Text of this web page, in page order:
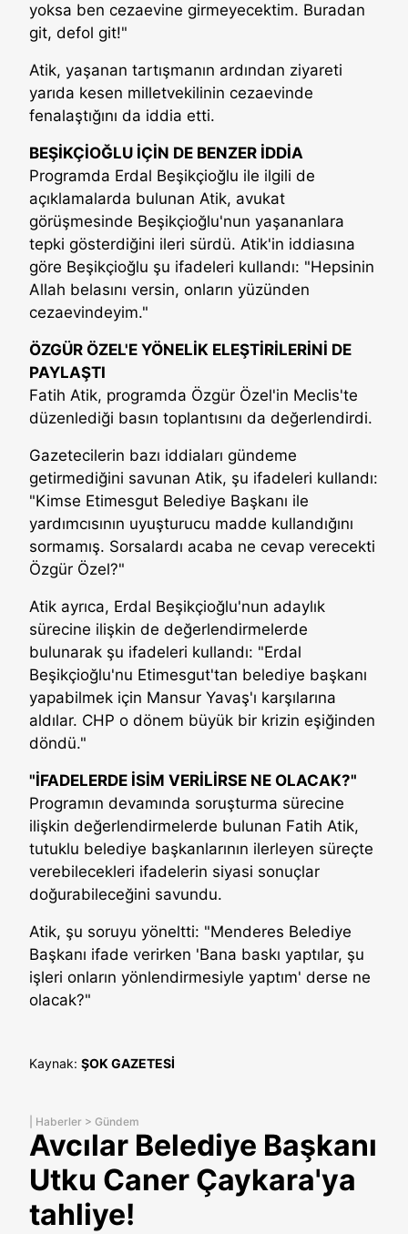
yoksa ben cezaevine girmeyecektim. Buradan
git, defol git!"
Atik, yaşanan tartışmanın ardından ziyareti
yarıda kesen milletvekilinin cezaevinde
fenalaştığını da iddia etti.
BEŞİKÇİOĞLU İÇİN DE BENZER İDDİA
Programda Erdal Beşikçioğlu ile ilgili de
açıklamalarda bulunan Atik, avukat
görüşmesinde Beşikçioğlu'nun yaşananlara
tepki gösterdiğini ileri sürdü. Atik'in iddiasına
göre Beşikçioğlu şu ifadeleri kullandı: "Hepsinin
Allah belasını versin, onların yüzünden
cezaevindeyim."
ÖZGÜR ÖZEL'E YÖNELİK ELEŞTİRİLERİNİ DE
PAYLAŞTI
Fatih Atik, programda Özgür Özel'in Meclis'te
düzenlediği basın toplantısını da değerlendirdi.
Gazetecilerin bazı iddiaları gündeme
getirmediğini savunan Atik, şu ifadeleri kullandı:
"Kimse Etimesgut Belediye Başkanı ile
yardımcısının uyuşturucu madde kullandığını
sormamış. Sorsalardı acaba ne cevap verecekti
Özgür Özel?"
Atik ayrıca, Erdal Beşikçioğlu'nun adaylık
sürecine ilişkin de değerlendirmelerde
bulunarak şu ifadeleri kullandı: "Erdal
Beşikçioğlu'nu Etimesgut'tan belediye başkanı
yapabilmek için Mansur Yavaş'ı karşılarına
aldılar. CHP o dönem büyük bir krizin eşiğinden
döndü."
"İFADELERDE İSİM VERİLİRSE NE OLACAK?"
Programın devamında soruşturma sürecine
ilişkin değerlendirmelerde bulunan Fatih Atik,
tutuklu belediye başkanlarının ilerleyen süreçte
verebilecekleri ifadelerin siyasi sonuçlar
doğurabileceğini savundu.
Atik, şu soruyu yöneltti: "Menderes Belediye
Başkanı ifade verirken 'Bana baskı yaptılar, şu
işleri onların yönlendirmesiyle yaptım' derse ne
olacak?"
Kaynak: ŞOK GAZETESİ
Haberler > Gündem
Avcılar Belediye Başkanı
Utku Caner Çaykara'ya
tahliye!